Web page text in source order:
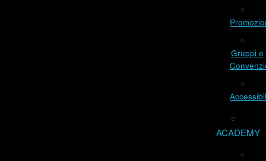
Gruppi e
ACADEMY